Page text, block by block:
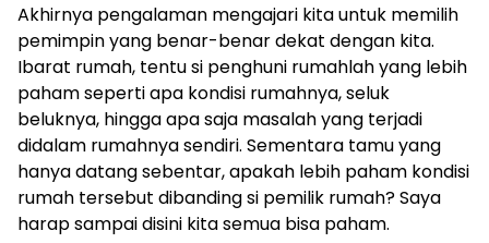
Akhirnya pengalaman mengajari kita untuk memilih
pemimpin yang benar-benar dekat dengan kita.
Ibarat rumah, tentu si penghuni rumahlah yang lebih
paham seperti apa kondisi rumahnya, seluk
beluknya, hingga apa saja masalah yang terjadi
didalam rumahnya sendiri. Sementara tamu yang
hanya datang sebentar, apakah lebih paham kondisi
rumah tersebut dibanding si pemilik rumah? Saya
harap sampai disini kita semua bisa paham.